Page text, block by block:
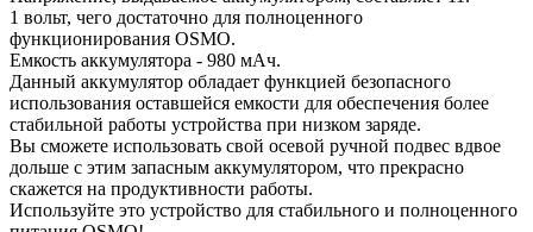
1 вольт, чего достаточно для полноценного
функционирования OSMO.
Емкость аккумулятора - 980 мАч.
Данный аккумулятор обладает функцией безопасного
использования оставшейся емкости для обеспечения более
стабильной работы устройства при низком заряде.
Вы сможете использовать свой осевой ручной подвес вдвое
дольше с этим запасным аккумулятором, что прекрасно
скажется на продуктивности работы.
Используйте это устройство для стабильного и полноценного